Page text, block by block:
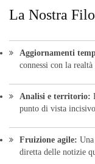
La Nostra
Aggiornamenti
connessi con la
Analisi e territorio:
punto di vista
Fruizione agile:
diretta delle notizie